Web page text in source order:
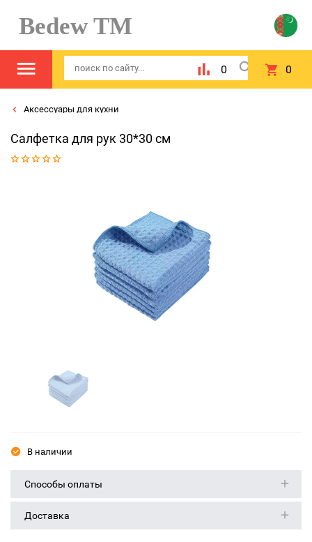
Bedew TM
0 0
Аксессуары для кухни
Салфетка для рук 30*30 см
В наличии
Способы оплаты
Доставка